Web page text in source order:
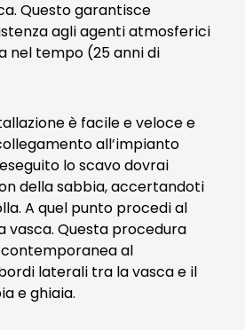
Questo garantisce
agli agenti atmosferici
nel tempo (25 anni di
è facile e veloce e
all’impianto
lo scavo dovrai
della sabbia, accertandoti
A quel punto procedi al
vasca. Questa procedura
al
laterali tra la vasca e il
e ghiaia.